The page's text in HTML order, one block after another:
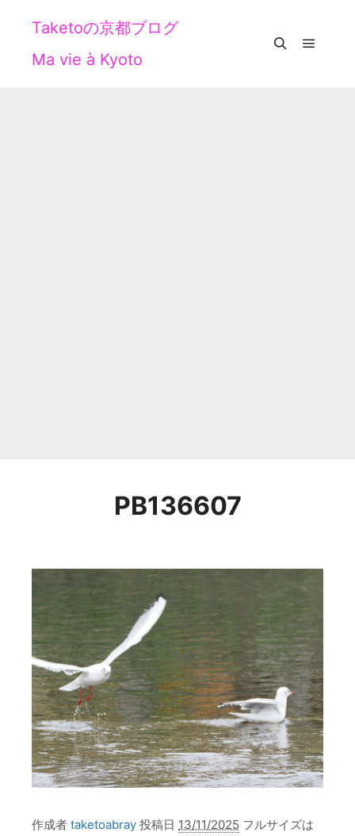
Taketoの京都ブログ
Ma vie à Kyoto
PB136607
作成者 taketoabray 投稿日 13/11/2025 フルサイズは